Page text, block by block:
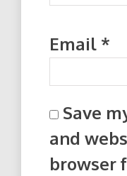
Email *
Save
and
browser